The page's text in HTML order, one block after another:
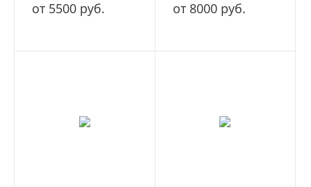
от 5500 руб. от 8000 руб.